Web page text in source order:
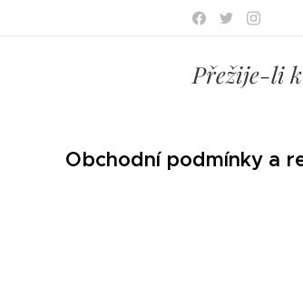
Přežije-li
Obchodní podmínky a